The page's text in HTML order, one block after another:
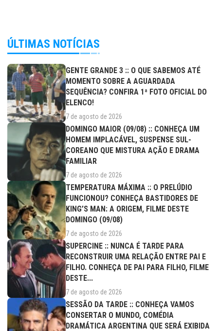
ÚLTIMAS NOTÍCIAS
GENTE GRANDE 3 :: O QUE SABEMOS ATÉ
MOMENTO SOBRE A AGUARDADA
SEQUÊNCIA? CONFIRA 1ª FOTO OFICIAL DO
ELENCO!
7 de agosto de 2026
DOMINGO MAIOR (09/08) :: CONHEÇA UM
HOMEM IMPLACÁVEL, SUSPENSE SUL-
COREANO QUE MISTURA AÇÃO E DRAMA
FAMILIAR
7 de agosto de 2026
TEMPERATURA MÁXIMA :: O PRELÚDIO
FUNCIONOU? CONHEÇA BASTIDORES DE
KING’S MAN: A ORIGEM, FILME DESTE
DOMINGO (09/08)
7 de agosto de 2026
SUPERCINE :: NUNCA É TARDE PARA
RECONSTRUIR UMA RELAÇÃO ENTRE PAI E
FILHO. CONHEÇA DE PAI PARA FILHO, FILME
DESTE...
7 de agosto de 2026
SESSÃO DA TARDE :: CONHEÇA VAMOS
CONSERTAR O MUNDO, COMÉDIA
DRAMÁTICA ARGENTINA QUE SERÁ EXIBIDA